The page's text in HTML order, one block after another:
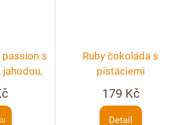
passion s
jahodou,
růže
Ruby čokoláda s
pistáciemi
179 Kč
Detail